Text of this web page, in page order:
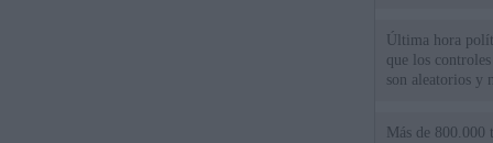
Última hora
que los
son aleatorios y
Más de 800.000